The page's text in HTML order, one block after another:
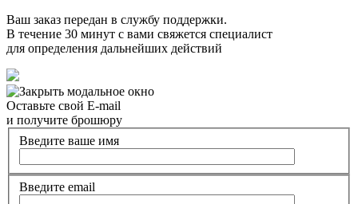
Ваш заказ передан в службу поддержки.
В течение 30 минут с вами свяжется специалист
для определения дальнейших действий
Оставьте свой E-mail
и получите брошюру
Введите ваше имя
Введите email